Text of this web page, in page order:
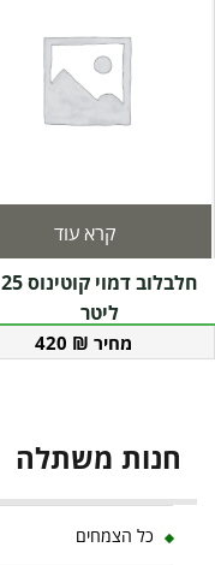
חלבלוב דמוי קוטינוס 25
ליטר
420 ₪
קרא עוד
חנות משתלה
כל הצמחים